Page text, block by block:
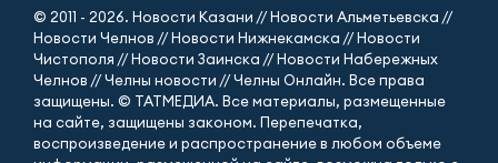
© 2011 - 2026. Новости Казани // Новости Альметьевска //
Новости Челнов // Новости Нижнекамска // Новости
Чистополя // Новости Заинска // Новости Набережных
Челнов // Челны новости // Челны Онлайн. Все права
защищены. © ТАТМЕДИА. Все материалы, размещенные
на сайте, защищены законом. Перепечатка,
воспроизведение и распространение в любом объеме